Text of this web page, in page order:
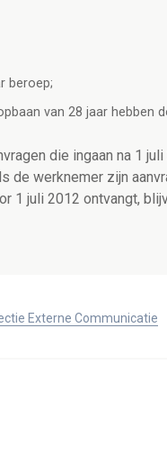
beroep;
van 28 jaar hebben
die ingaan na 1
de werknemer zijn
1 juli 2012 ontvangt,
Externe Communicatie